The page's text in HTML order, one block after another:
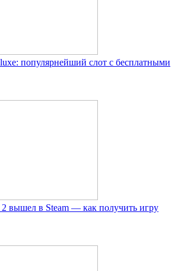
популярнейший слот с бесплатными
2 вышел в Steam — как получить игру